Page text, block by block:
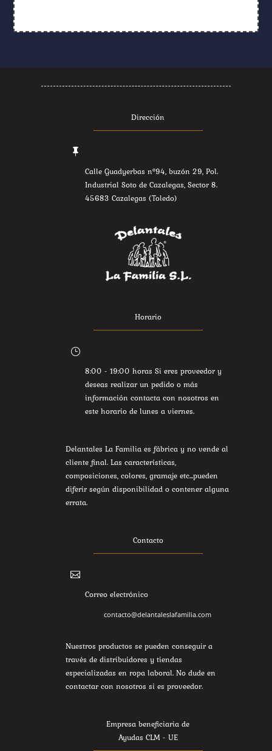
Dirección

Calle Guadyerbas nº94, buzón 29, Pol.
Industrial Soto de Cazalegas, Sector 8.
45683 Cazalegas (Toledo)
Horario
}
8:00 - 19:00 horas Si eres proveedor y
deseas realizar un pedido o más
información contacta con nosotros en
este horario de lunes a viernes.
Delantales La Familia es fábrica y no vende al
cliente final. Las características,
composiciones, colores, gramaje etc...pueden
diferir según disponibilidad o contener alguna
errata.
Contacto

Correo electrónico
contacto@delantaleslafamilia.com
Nuestros productos se pueden conseguir a
través de distribuidores y tiendas
especializadas en ropa laboral. No dude en
contactar con nosotros si es proveedor.
Empresa beneficiaria de
Ayudas CLM - UE